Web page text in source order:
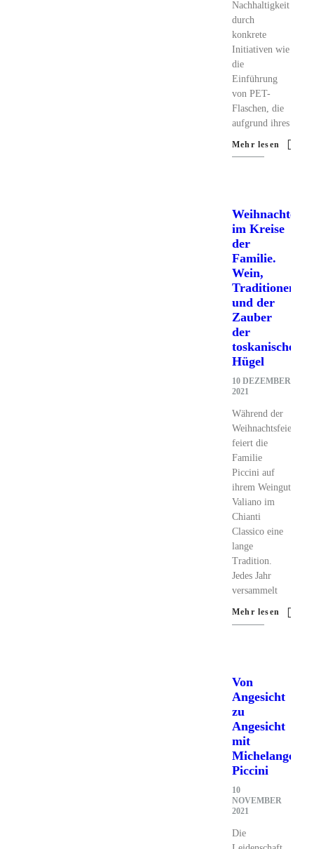
Nachhaltigkeit
durch
konkrete
Initiativen wie
die
Einführung
von PET-
Flaschen, die
aufgrund ihres
Mehr lesen
Weihnachten
im Kreise
der
Familie.
Wein,
Traditionen
und der
Zauber
der
toskanischen
Hügel
10 DEZEMBER
2021
Während der
Weihnachtsfeiertage
feiert die
Familie
Piccini auf
ihrem Weingut
Valiano im
Chianti
Classico eine
lange
Tradition.
Jedes Jahr
versammelt
Mehr lesen
Von
Angesicht
zu
Angesicht
mit
Michelangelo
Piccini
10
NOVEMBER
2021
Die